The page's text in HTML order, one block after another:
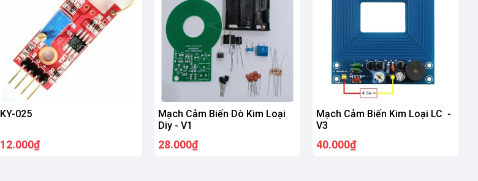
KY-025
12.000₫
Mạch Cảm Biến Dò Kim Loại
Diy - V1
28.000₫
Mạch Cảm Biến Kim Loại LC -
V3
40.000₫